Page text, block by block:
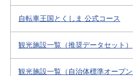
自転車王国とくしま 公式コース
観光施設一覧（推奨データセット）
観光施設一覧（自治体標準オープン